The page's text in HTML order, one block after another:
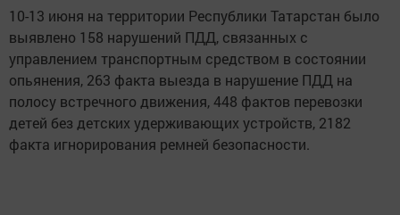
10-13 июня на территории Республики Татарстан было
выявлено 158 нарушений ПДД, связанных с
управлением транспортным средством в состоянии
опьянения, 263 факта выезда в нарушение ПДД на
полосу встречного движения, 448 фактов перевозки
детей без детских удерживающих устройств, 2182
факта игнорирования ремней безопасности.